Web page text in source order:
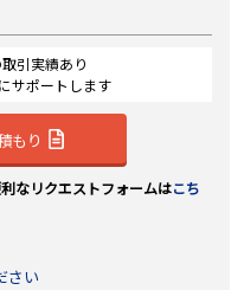
引実績あり
サポートします
もり
なリクエストフォームはこち
さい